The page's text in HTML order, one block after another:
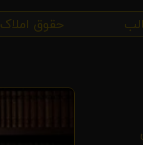
حقوق املاک